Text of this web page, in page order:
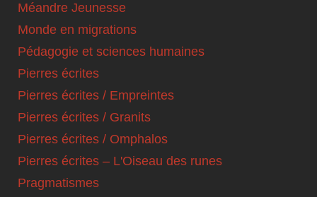
Méandre Jeunesse
Monde en migrations
Pédagogie et sciences humaines
Pierres écrites
Pierres écrites / Empreintes
Pierres écrites / Granits
Pierres écrites / Omphalos
Pierres écrites – L'Oiseau des runes
Pragmatismes